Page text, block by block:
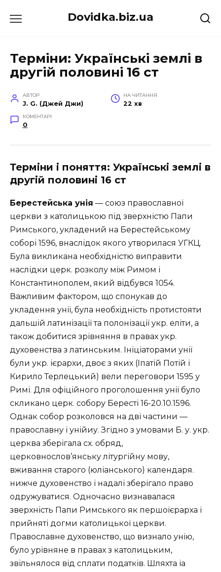
до
Dovidka.biz.ua
Терміни: Українські землі в
другій половині 16 ст
АВТОР
J. G. (Джей Джи)
НА ЧИТАННЯ
22 хв
КОМЕНТАРІ
0
Терміни і поняття: Українські землі в
другій половині 16 ст
Берестейська унія — союз православної
церкви з католицькою під зверхністю Папи
Римського, укладений на Берестейському
соборі 1596, внаслідок якого утворилася УГКЦ.
Була викликана необхідністю виправити
наслідки церк. розколу між Римом і
Константинополем, який відбувся 1054.
Важливим фактором, що спонукав до
укладення унії, була необхідність протистояти
дальшій латинізації та полонізації укр. еліти, а
також добитися зрівняння в правах укр.
духовенства з латинським. Ініціаторами унії
були укр. ієрархи, двоє з яких (Іпатій Потій і
Кирило Терлецький) вели переговори 1595 у
Римі. Для офіційного проголошення унії було
скликано церк. собору Бересті 16-20.10.1596.
Однак собор розколовся на дві частини —
православну і унійиу. Згідно з умовами Б. у. укр.
церква зберігала сх. обряд,
церковнослов’янську літургійну мову,
вживання старого (юліанського) календаря.
нижче духовенство і надалі зберігало право
одружуватися. Одночасно визнавалася
зверхність Папи Римського як першоїєрарха і
прийняті догми католицької церкви.
Православне духовенство, що визнало унію,
було урівняне в правах з католицьким,
звільнялося від сплати податків. Шляхта іа